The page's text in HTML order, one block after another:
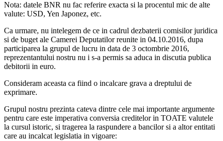
Nota: datele BNR nu fac referire exacta si la procentul mic de alte
valute: USD, Yen Japonez, etc.
Ca urmare, nu intelegem de ce in cadrul dezbaterii comisilor juridica
si de buget ale Camerei Deputatilor reunite in 04.10.2016, dupa
participarea la grupul de lucru in data de 3 octombrie 2016,
reprezentantului nostru nu i s-a permis sa aduca in discutia publica
debitorii in euro.
Consideram aceasta ca fiind o incalcare grava a dreptului de
exprimare.
Grupul nostru prezinta cateva dintre cele mai importante argumente
pentru care este imperativa conversia creditelor in TOATE valutele
la cursul istoric, si tragerea la raspundere a bancilor si a altor entitati
care au incalcat legislatia in vigoare: